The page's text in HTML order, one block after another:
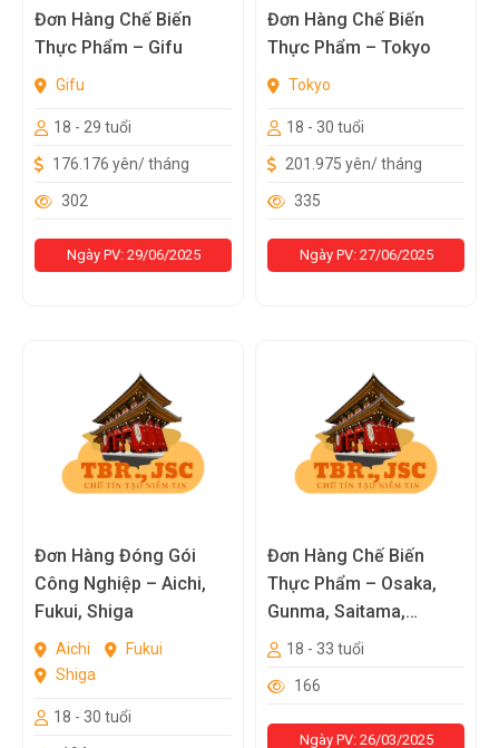
Đơn Hàng Chế Biến
Thực Phẩm – Gifu
Gifu
18 - 29 tuổi
176.176 yên/ tháng
302
Ngày PV: 29/06/2025
Đơn Hàng Chế Biến
Thực Phẩm – Tokyo
Tokyo
18 - 30 tuổi
201.975 yên/ tháng
335
Ngày PV: 27/06/2025
Đơn Hàng Đóng Gói
Công Nghiệp – Aichi,
Fukui, Shiga
Aichi
Fukui
Shiga
18 - 30 tuổi
Đơn Hàng Chế Biến
Thực Phẩm – Osaka,
Gunma, Saitama,
Fukushima, Kanagawa
18 - 33 tuổi
166
Ngày PV: 26/03/2025